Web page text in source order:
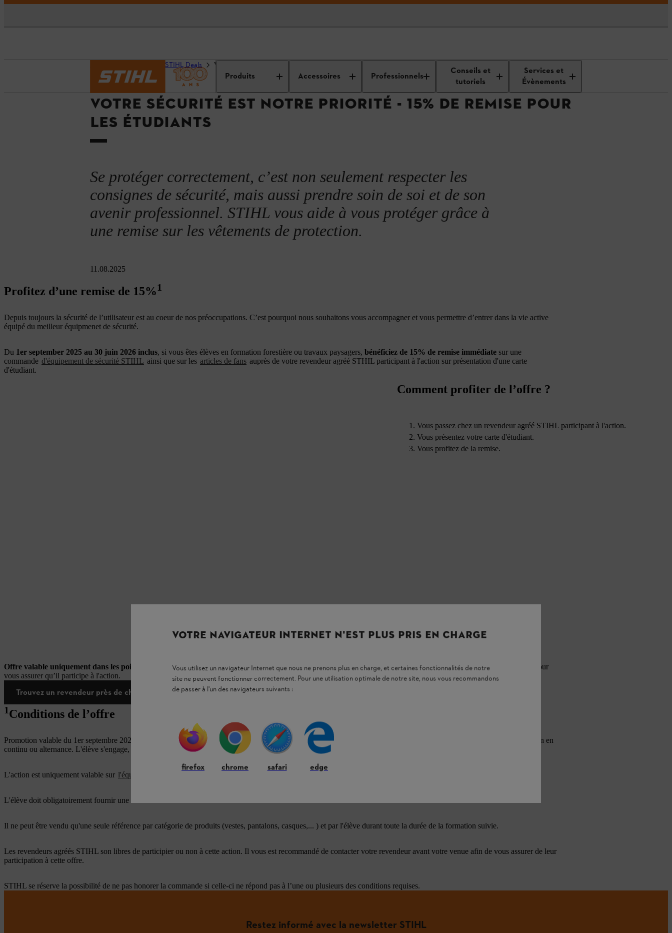
Produits Accessoires Professionnels
Conseils et
tutoriels
Services et
Évènements
STIHL Deals Votre sécurité est notre priorité - 15% de remise pour les étudiants
VOTRE SÉCURITÉ EST NOTRE PRIORITÉ - 15% DE REMISE POUR
LES ÉTUDIANTS
Se protéger correctement, c’est non seulement respecter les
consignes de sécurité, mais aussi prendre soin de soi et de son
avenir professionnel. STIHL vous aide à vous protéger grâce à
une remise sur les vêtements de protection.
11.08.2025
Profitez d’une remise de 15%1
Depuis toujours la sécurité de l’utilisateur est au coeur de nos préoccupations. C’est pourquoi nous souhaitons vous accompagner et vous permettre d’entrer dans la vie active
équipé du meilleur équipmenet de sécurité.
Du 1er september 2025 au 30 juin 2026 inclus, si vous êtes élèves en formation forestière ou travaux paysagers, bénéficiez de 15% de remise immédiate sur une
commande d'équipement de sécurité STIHL ainsi que sur les articles de fans auprès de votre revendeur agréé STHIL participant à l'action sur présentation d'une carte
d'étudiant.
Comment profiter de l’offre ?
Vous passez chez un revendeur agréé STIHL participant à l'action.
Vous présentez votre carte d'étudiant.
Vous profitez de la remise.
Offre valable uniquement dans les points de ventes agréés STIHLparticipants à l'action. Nous vous recommandons de contacter votrerevendeur avant votre venue pour
vous assurer qu’il participe à l'action.
Trouvez un revendeur près de chez vous
1Conditions de l’offre
Promotion valable du 1er septembre 2025 au 30 juin 2026 inclus, réservée aux élèves des établissements de formation forestière ou travaux paysagers suivant une formation en
continu ou alternance. L'élève s'engage, en cas d'achat d'un produit, à ne pas le rétrocéder à une tierce personne.
L'action est uniquement valable sur l'équipement de protection individuelle STIHL
L'élève doit obligatoirement fournir une carte d'étudiant ou un document officiel de l'établissement où il suit la formation.
Il ne peut être vendu qu'une seule référence par catégorie de produits (vestes, pantalons, casques,... ) et par l'élève durant toute la durée de la formation suivie.
Les revendeurs agréés STIHL son libres de participier ou non à cette action. Il vous est recommandé de contacter votre revendeur avant votre venue afin de vous assurer de leur
participation à cette offre.
STIHL se réserve la possibilité de ne pas honorer la commande si celle-ci ne répond pas à l’une ou plusieurs des conditions requises.
Restez informé avec la newsletter STIHL
VOTRE NAVIGATEUR INTERNET N'EST PLUS PRIS EN CHARGE
Vous utilisez un navigateur Internet que nous ne prenons plus en charge, et certaines fonctionnalités de notre
site ne peuvent fonctionner correctement. Pour une utilisation optimale de notre site, nous vous recommandons
de passer à l'un des navigateurs suivants :
firefox chrome safari edge